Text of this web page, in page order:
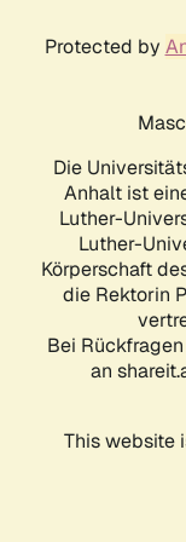
Protected by
Die
Anhalt ist
Luther-
Luther-
Körperschaft
die Rektorin
Bei
an
This website